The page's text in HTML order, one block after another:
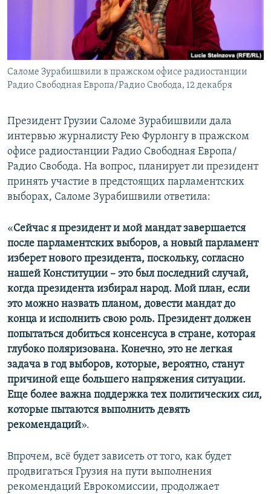
ЧИТАЕМ ПРЕССУ
АРХИВ РАДИОПРОГРАММЫ
Все сайты РСЕ/РС
Саломе Зурабишвили в пражском офисе радиостанции
Радио Свободная Европа/Радио Свобода, 12 декабря
Президент Грузии Саломе Зурабишвили дала
интервью журналисту Рею Фурлонгу в пражском
офисе радиостанции Радио Свободная Европа/
Радио Свобода. На вопрос, планирует ли президент
принять участие в предстоящих парламентских
выборах, Саломе Зурабишвили ответила:
«Сейчас я президент и мой мандат завершается
после парламентских выборов, а новый парламент
изберет нового президента, поскольку, согласно
нашей Конституции – это был последний случай,
когда президента избирал народ. Мой план, если
это можно назвать планом, довести мандат до
конца и исполнить свою роль. Президент должен
попытаться добиться консенсуса в стране, которая
глубоко поляризована. Конечно, это не легкая
задача в год выборов, которые, вероятно, станут
причиной еще большего напряжения ситуации.
Еще более важна поддержка тех политических сил,
которые пытаются выполнить девять
рекомендаций».
Впрочем, всё будет зависеть от того, как будет
продвигаться Грузия на пути выполнения
рекомендаций Еврокомиссии, продолжает